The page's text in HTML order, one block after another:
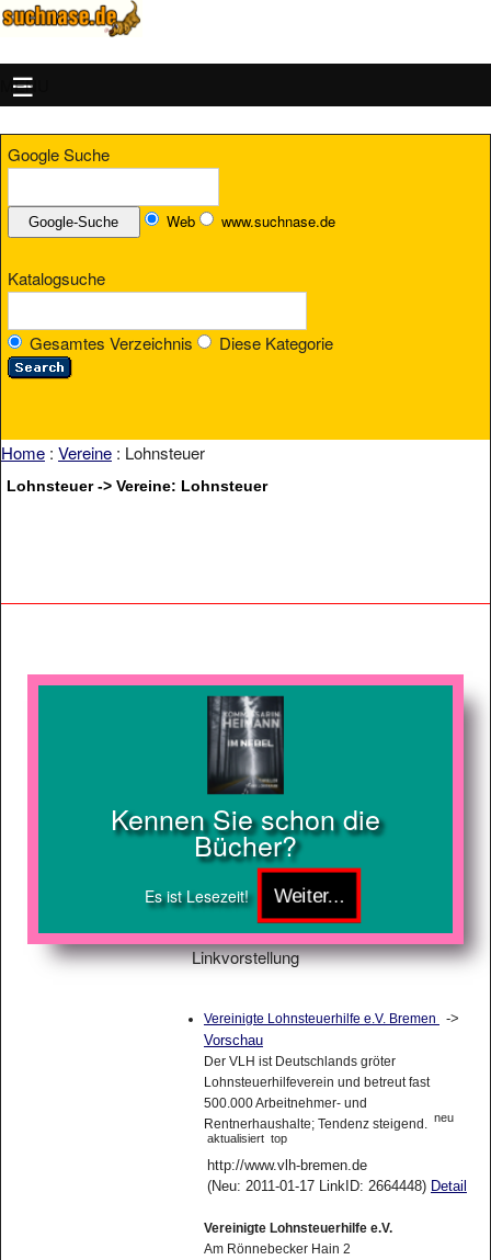
MENU
Google Suche
Web www.suchnase.de
Katalogsuche
Gesamtes Verzeichnis Diese Kategorie
Home : Vereine : Lohnsteuer
Lohnsteuer -> Vereine: Lohnsteuer
Kennen Sie schon die
Bücher?
Es ist Lesezeit!
Linkvorstellung
Vereinigte Lohnsteuerhilfe e.V. Bremen
->
Vorschau
Der VLH ist Deutschlands gröter
Lohnsteuerhilfeverein und betreut fast
500.000 Arbeitnehmer- und
Rentnerhaushalte; Tendenz steigend. neu
aktualisiert top
http://www.vlh-bremen.de
(Neu: 2011-01-17 LinkID: 2664448) Detail
Vereinigte Lohnsteuerhilfe e.V.
Am Rönnebecker Hain 2